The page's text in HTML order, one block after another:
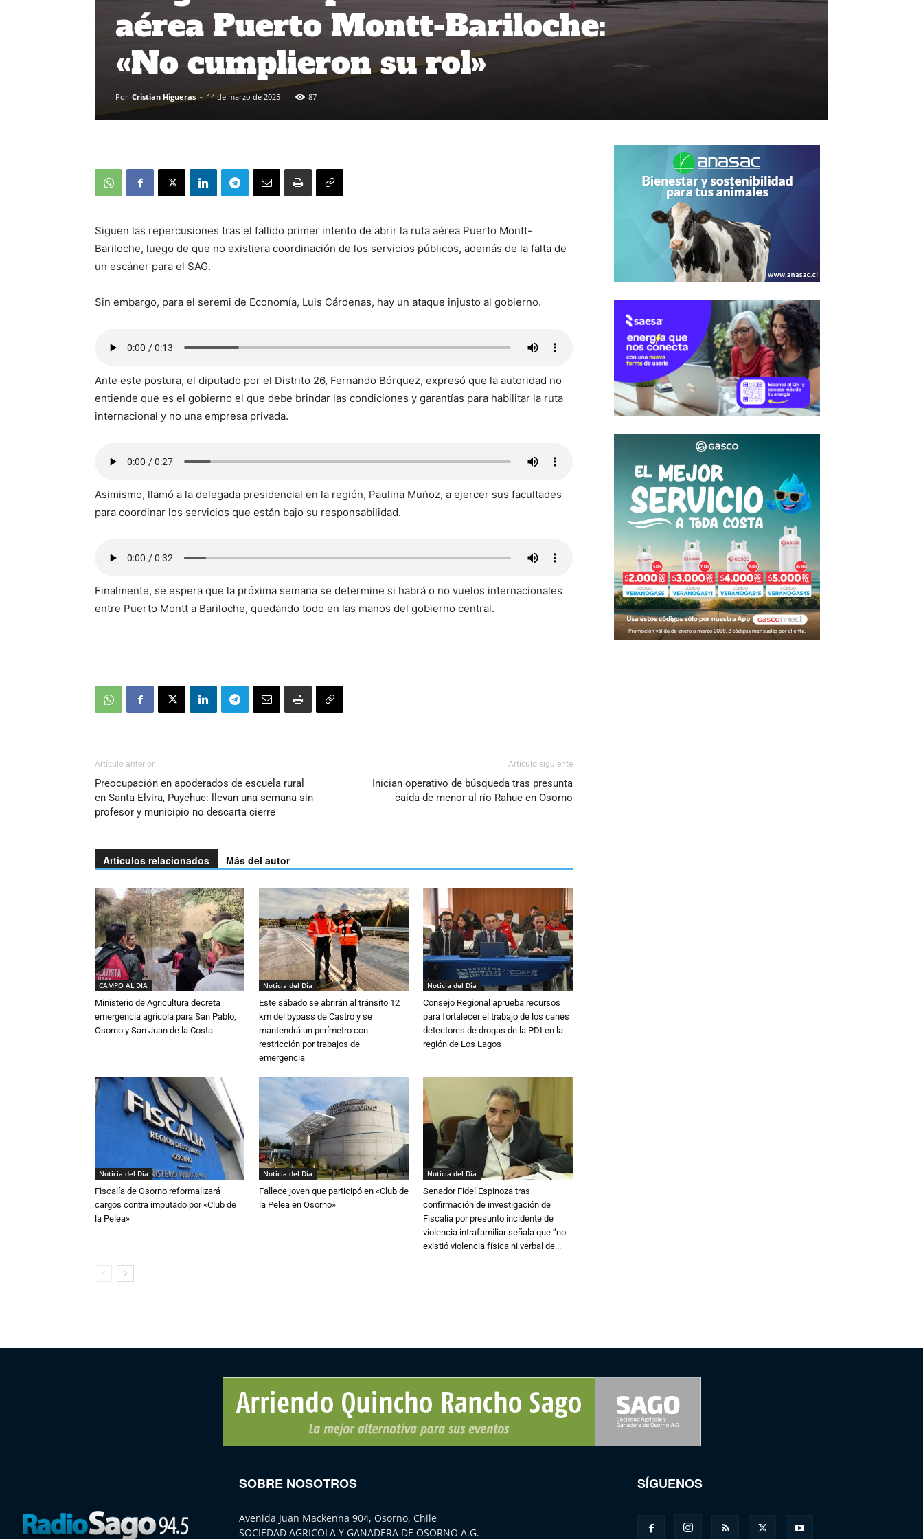
aérea Puerto Montt-Bariloche:
«No cumplieron su rol»
Por Cristian Higueras - 14 de marzo de 2025 87
Siguen las repercusiones tras el fallido primer intento de abrir la ruta aérea Puerto Montt-
Bariloche, luego de que no existiera coordinación de los servicios públicos, además de la falta de
un escáner para el SAG.
Sin embargo, para el seremi de Economía, Luis Cárdenas, hay un ataque injusto al gobierno.
Ante este postura, el diputado por el Distrito 26, Fernando Bórquez, expresó que la autoridad no
entiende que es el gobierno el que debe brindar las condiciones y garantías para habilitar la ruta
internacional y no una empresa privada.
Asimismo, llamó a la delegada presidencial en la región, Paulina Muñoz, a ejercer sus facultades
para coordinar los servicios que están bajo su responsabilidad.
Finalmente, se espera que la próxima semana se determine si habrá o no vuelos internacionales
entre Puerto Montt a Bariloche, quedando todo en las manos del gobierno central.
Artículo anterior
Preocupación en apoderados de escuela rural
en Santa Elvira, Puyehue: llevan una semana sin
profesor y municipio no descarta cierre
Artículo siguiente
Inician operativo de búsqueda tras presunta
caída de menor al río Rahue en Osorno
Artículos relacionados Más del autor
CAMPO AL DIA
Ministerio de Agricultura decreta
emergencia agrícola para San Pablo,
Osorno y San Juan de la Costa
Noticia del Día
Este sábado se abrirán al tránsito 12
km del bypass de Castro y se
mantendrá un perímetro con
restricción por trabajos de
emergencia
Noticia del Día
Consejo Regional aprueba recursos
para fortalecer el trabajo de los canes
detectores de drogas de la PDI en la
región de Los Lagos
Noticia del Día
Fiscalía de Osorno reformalizará
cargos contra imputado por «Club de
la Pelea»
Noticia del Día
Fallece joven que participó en «Club de
la Pelea en Osorno»
Noticia del Día
Senador Fidel Espinoza tras
confirmación de investigación de
Fiscalía por presunto incidente de
violencia intrafamiliar señala que “no
existió violencia física ni verbal de...
SOBRE NOSOTROS
Avenida Juan Mackenna 904, Osorno, Chile
SOCIEDAD AGRICOLA Y GANADERA DE OSORNO A.G.
SÍGUENOS